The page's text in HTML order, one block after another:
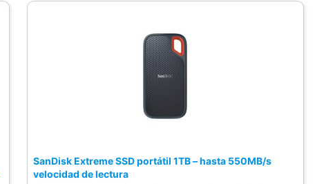
SanDisk Extreme SSD portátil 1TB – hasta 550MB/s
velocidad de lectura